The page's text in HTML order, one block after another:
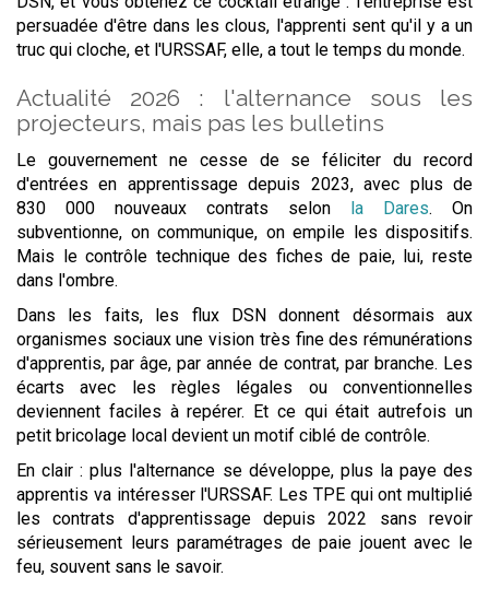
persuadée d'être dans les clous, l'apprenti sent qu'il y a un
truc qui cloche, et l'URSSAF, elle, a tout le temps du monde.
Actualité 2026 : l'alternance sous les
projecteurs, mais pas les bulletins
Le gouvernement ne cesse de se féliciter du record
d'entrées en apprentissage depuis 2023, avec plus de
830 000 nouveaux contrats selon
la Dares. On
subventionne, on communique, on empile les dispositifs.
Mais le contrôle technique des fiches de paie, lui, reste
dans l'ombre.
Dans les faits, les flux DSN donnent désormais aux
organismes sociaux une vision très fine des rémunérations
d'apprentis, par âge, par année de contrat, par branche. Les
écarts avec les règles légales ou conventionnelles
deviennent faciles à repérer. Et ce qui était autrefois un
petit bricolage local devient un motif ciblé de contrôle.
En clair : plus l'alternance se développe, plus la paye des
apprentis va intéresser l'URSSAF. Les TPE qui ont multiplié
les contrats d'apprentissage depuis 2022 sans revoir
sérieusement leurs paramétrages de paie jouent avec le
feu, souvent sans le savoir.